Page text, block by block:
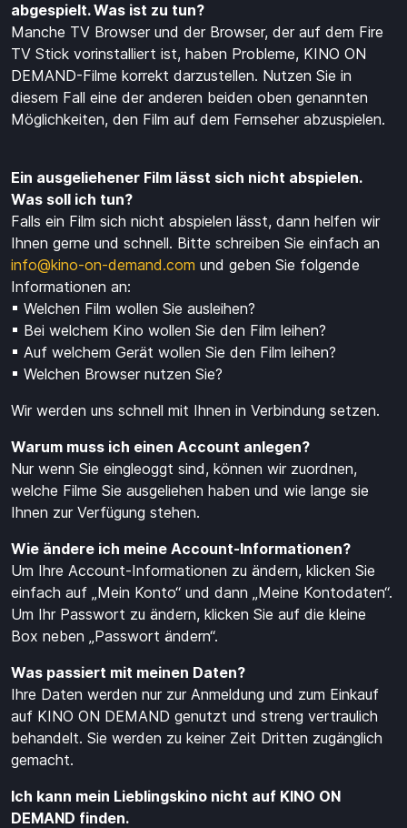
abgespielt. Was ist zu tun?
Manche TV Browser und der Browser, der auf dem Fire
TV Stick vorinstalliert ist, haben Probleme, KINO ON
DEMAND-Filme korrekt darzustellen. Nutzen Sie in
diesem Fall eine der anderen beiden oben genannten
Möglichkeiten, den Film auf dem Fernseher abzuspielen.
Ein ausgeliehener Film lässt sich nicht abspielen.
Was soll ich tun?
Falls ein Film sich nicht abspielen lässt, dann helfen wir
Ihnen gerne und schnell. Bitte schreiben Sie einfach an
info@kino-on-demand.com und geben Sie folgende
Informationen an:
▪ Welchen Film wollen Sie ausleihen?
▪ Bei welchem Kino wollen Sie den Film leihen?
▪ Auf welchem Gerät wollen Sie den Film leihen?
▪ Welchen Browser nutzen Sie?
Wir werden uns schnell mit Ihnen in Verbindung setzen.
Warum muss ich einen Account anlegen?
Nur wenn Sie eingleoggt sind, können wir zuordnen,
welche Filme Sie ausgeliehen haben und wie lange sie
Ihnen zur Verfügung stehen.
Wie ändere ich meine Account-Informationen?
Um Ihre Account-Informationen zu ändern, klicken Sie
einfach auf „Mein Konto“ und dann „Meine Kontodaten“.
Um Ihr Passwort zu ändern, klicken Sie auf die kleine
Box neben „Passwort ändern“.
Was passiert mit meinen Daten?
Ihre Daten werden nur zur Anmeldung und zum Einkauf
auf KINO ON DEMAND genutzt und streng vertraulich
behandelt. Sie werden zu keiner Zeit Dritten zugänglich
gemacht.
Ich kann mein Lieblingskino nicht auf KINO ON
DEMAND finden.